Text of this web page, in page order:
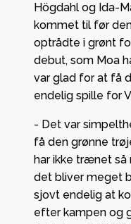
Högdahl og Ida-
kommet til før
optrådte i grønt
debut, som Moa
var glad for at få
endelig spille for
- Det var
få den grønne
har ikke trænet så
det bliver meget
sjovt endelig at
efter kampen og